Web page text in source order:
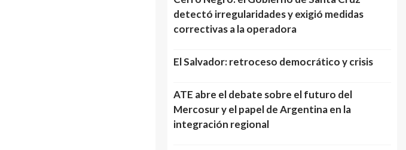
detectó irregularidades y exigió medidas
correctivas a la operadora
El Salvador: retroceso democrático y crisis
ATE abre el debate sobre el futuro del
Mercosur y el papel de Argentina en la
integración regional